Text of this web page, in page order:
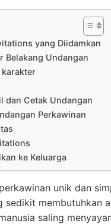
yang Diidamkan
Belakang Undangan
dan Cetak Undangan
Perkawinan
ke Keluarga
unik dan
sedikit membutuhkan
saling